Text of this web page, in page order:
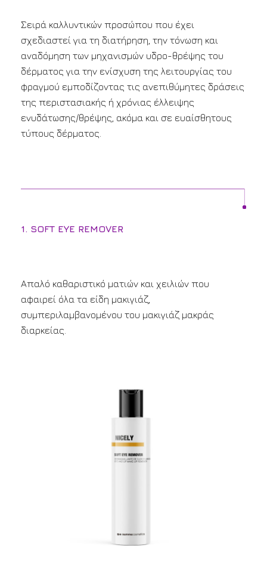
Σειρά καλλυντικών προσώπου που έχει
σχεδιαστεί για τη διατήρηση, την τόνωση και
αναδόμηση των μηχανισμών υδρο-θρέψης του
δέρματος για την ενίσχυση της λειτουργίας του
φραγμού εμποδίζοντας τις ανεπιθύμητες δράσεις
της περιστασιακής ή χρόνιας έλλειψης
ενυδάτωσης/θρέψης, ακόμα και σε ευαίσθητους
τύπους δέρματος.
1. SOFT EYE REMOVER
Απαλό καθαριστικό ματιών και χειλιών που
αφαιρεί όλα τα είδη μακιγιάζ,
συμπεριλαμβανομένου του μακιγιάζ μακράς
διαρκείας.